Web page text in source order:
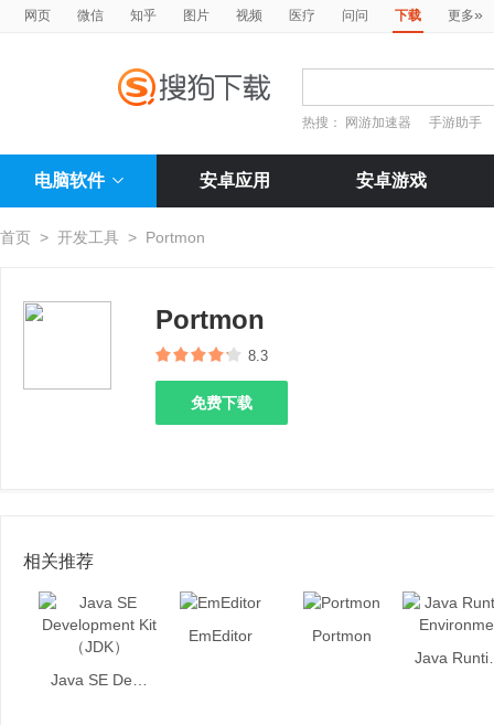
网页 微信 知乎 图片 视频 医疗 问问 下载 更多»
热搜： 网游加速器 手游助手
电脑软件 安卓应用 安卓游戏
首页 > 开发工具 > Portmon
Portmon
8.3
免费下载
相关推荐
EmEditor
Portmon